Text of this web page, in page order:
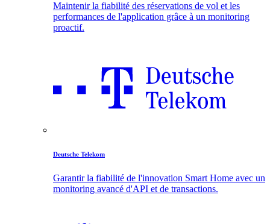
Maintenir la fiabilité des réservations de vol et les
performances de l'application grâce à un monitoring
proactif.
Deutsche Telekom
Garantir la fiabilité de l'innovation Smart Home avec un
monitoring avancé d'API et de transactions.